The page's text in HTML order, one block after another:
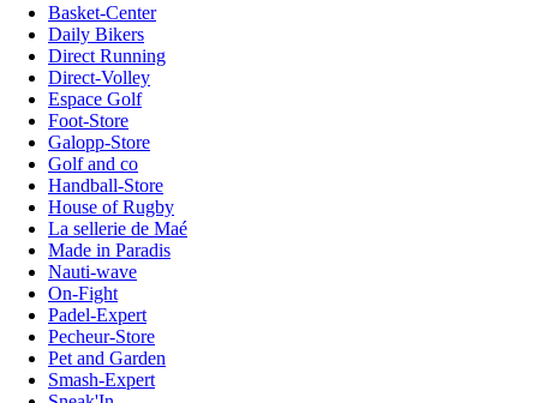
Basket-Center
Daily Bikers
Direct Running
Direct-Volley
Espace Golf
Foot-Store
Galopp-Store
Golf and co
Handball-Store
House of Rugby
La sellerie de Maé
Made in Paradis
Nauti-wave
On-Fight
Padel-Expert
Pecheur-Store
Pet and Garden
Smash-Expert